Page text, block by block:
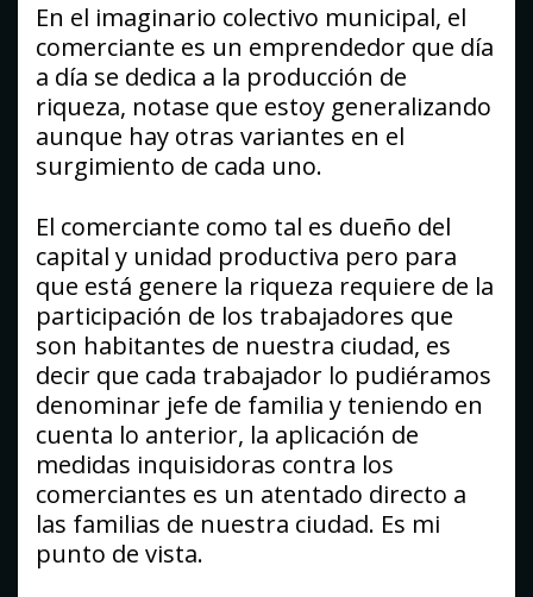
En el imaginario colectivo municipal, el
comerciante es un emprendedor que día
a día se dedica a la producción de
riqueza, notase que estoy generalizando
aunque hay otras variantes en el
surgimiento de cada uno.
El comerciante como tal es dueño del
capital y unidad productiva pero para
que está genere la riqueza requiere de la
participación de los trabajadores que
son habitantes de nuestra ciudad, es
decir que cada trabajador lo pudiéramos
denominar jefe de familia y teniendo en
cuenta lo anterior, la aplicación de
medidas inquisidoras contra los
comerciantes es un atentado directo a
las familias de nuestra ciudad. Es mi
punto de vista.